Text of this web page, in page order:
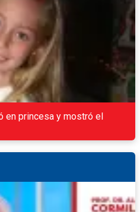
en princesa y mostró el